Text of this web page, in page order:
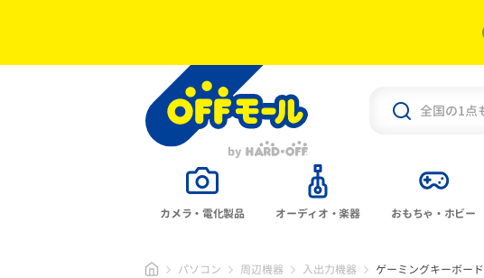
カメラ・電化製品 オーディオ・楽器 おもちゃ・ホビー
パソコン 周辺機器 入出力機器 ゲーミングキーボード